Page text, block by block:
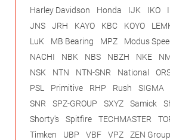
Harley Davidson
Honda IJK IKO
JNS
JRH KAYO KBC KOYO
LuK
MB Bearing MPZ
Modus
NACHI
NBK NBS NBZH NKE
NSK
NTN NTN-SNR National
PSL
Primitive RHP Rush SIGMA
SNR
SPZ-GROUP SXYZ Samick
Shorty's
Spitfire TECHMASTER
Timken
UBP VBF VPZ ZEN Group